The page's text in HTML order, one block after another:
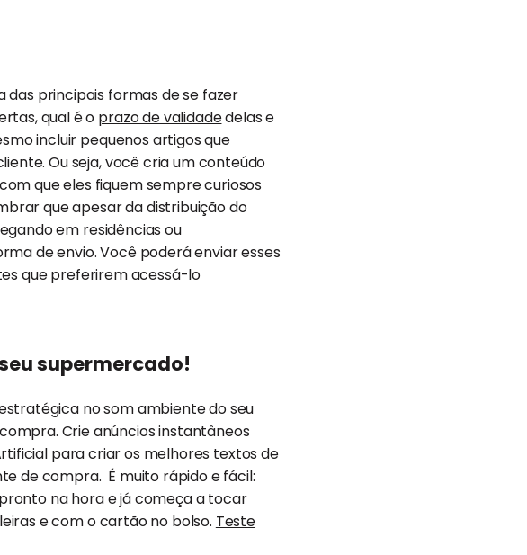
das principais formas de se fazer
qual é o prazo de validadedelas e
incluir pequenos artigos que
Ou seja, você cria um conteúdo
que eles fiquem sempre curiosos
que apesar da distribuição do
em residências ou
de envio. Você poderá enviar esses
que preferirem acessá-lo
supermercado!
no som ambiente do seu
Crie anúncios instantâneos
para criar os melhores textos de
de compra. É muito rápido e fácil:
na hora e já começa a tocar
e com o cartão no bolso. Teste